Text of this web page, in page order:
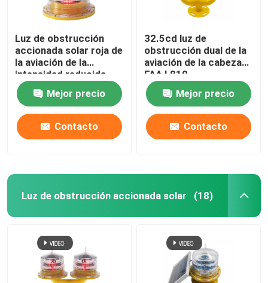
Luz de obstrucción
accionada solar roja de
la aviación de la
intensidad reducida
Mejor precio
Contacto
32.5cd luz de
obstrucción dual de la
aviación de la cabeza
FAA L810
Mejor precio
Contacto
Luz de obstrucción accionada solar (18)